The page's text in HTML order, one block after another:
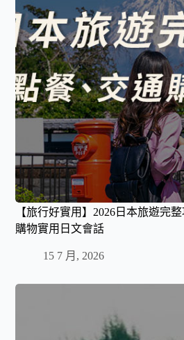
【旅行好實用】2026日本旅遊完
購物實用日文會話
15 7 月, 2026